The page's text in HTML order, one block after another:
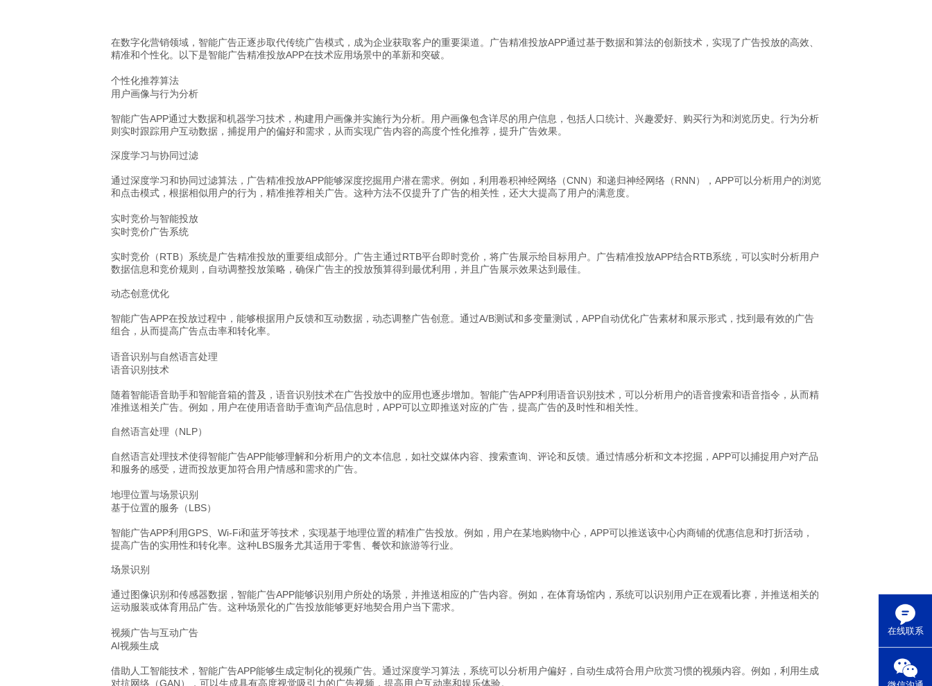
在线联系
在数字化营销领域，智能广告正逐步取代传统广告模式，成为企业获取客户的重要渠道。广告精准投放APP通过基于数据和算法的创新技术，实现了广告投放的高效、
精准和个性化。以下是智能广告精准投放APP在技术应用场景中的革新和突破。
个性化推荐算法
用户画像与行为分析
智能广告APP通过大数据和机器学习技术，构建用户画像并实施行为分析。用户画像包含详尽的用户信息，包括人口统计、兴趣爱好、购买行为和浏览历史。行为分析
则实时跟踪用户互动数据，捕捉用户的偏好和需求，从而实现广告内容的高度个性化推荐，提升广告效果。
深度学习与协同过滤
通过深度学习和协同过滤算法，广告精准投放APP能够深度挖掘用户潜在需求。例如，利用卷积神经网络（CNN）和递归神经网络（RNN），APP可以分析用户的浏览
和点击模式，根据相似用户的行为，精准推荐相关广告。这种方法不仅提升了广告的相关性，还大大提高了用户的满意度。
实时竞价与智能投放
实时竞价广告系统
实时竞价（RTB）系统是广告精准投放的重要组成部分。广告主通过RTB平台即时竞价，将广告展示给目标用户。广告精准投放APP结合RTB系统，可以实时分析用户
数据信息和竞价规则，自动调整投放策略，确保广告主的投放预算得到最优利用，并且广告展示效果达到最佳。
动态创意优化
智能广告APP在投放过程中，能够根据用户反馈和互动数据，动态调整广告创意。通过A/B测试和多变量测试，APP自动优化广告素材和展示形式，找到最有效的广告
组合，从而提高广告点击率和转化率。
语音识别与自然语言处理
语音识别技术
随着智能语音助手和智能音箱的普及，语音识别技术在广告投放中的应用也逐步增加。智能广告APP利用语音识别技术，可以分析用户的语音搜索和语音指令，从而精
准推送相关广告。例如，用户在使用语音助手查询产品信息时，APP可以立即推送对应的广告，提高广告的及时性和相关性。
自然语言处理（NLP）
自然语言处理技术使得智能广告APP能够理解和分析用户的文本信息，如社交媒体内容、搜索查询、评论和反馈。通过情感分析和文本挖掘，APP可以捕捉用户对产品
和服务的感受，进而投放更加符合用户情感和需求的广告。
地理位置与场景识别
基于位置的服务（LBS）
智能广告APP利用GPS、Wi-Fi和蓝牙等技术，实现基于地理位置的精准广告投放。例如，用户在某地购物中心，APP可以推送该中心内商铺的优惠信息和打折活动，
提高广告的实用性和转化率。这种LBS服务尤其适用于零售、餐饮和旅游等行业。
场景识别
通过图像识别和传感器数据，智能广告APP能够识别用户所处的场景，并推送相应的广告内容。例如，在体育场馆内，系统可以识别用户正在观看比赛，并推送相关的
运动服装或体育用品广告。这种场景化的广告投放能够更好地契合用户当下需求。
视频广告与互动广告
AI视频生成
借助人工智能技术，智能广告APP能够生成定制化的视频广告。通过深度学习算法，系统可以分析用户偏好，自动生成符合用户欣赏习惯的视频内容。例如，利用生成
对抗网络（GAN），可以生成具有高度视觉吸引力的广告视频，提高用户互动率和娱乐体验。